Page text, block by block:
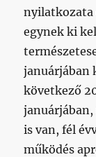
nyilatkozata
egynek ki
januárjában
következő
is van, fél
működés